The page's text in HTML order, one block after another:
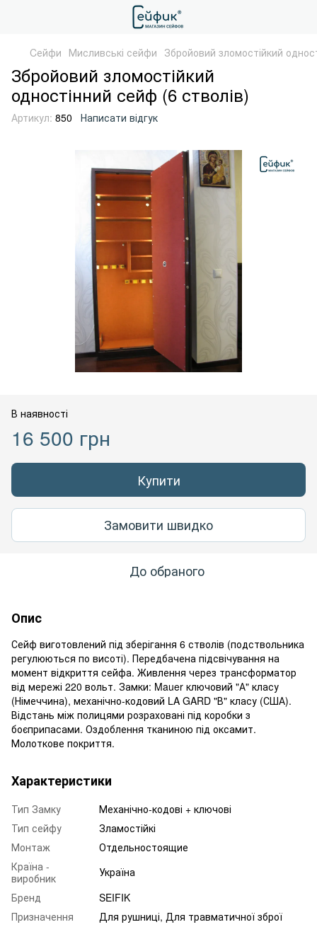
Cейфи Мисливські сейфи Збройовий зломостійкий
Збройовий зломостійкий
одностінний сейф (6 стволів)
Артикул: 850 Написати відгук
В наявності
16 500 грн
Купити
Замовити швидко
До обраного
Опис
Сейф виготовлений під зберігання 6 стволів (подствольника
регулюються по висоті). Передбачена підсвічування на
момент відкриття сейфа. Живлення через трансформатор
від мережі 220 вольт. Замки: Mauer ключовий "А" класу
(Німеччина), механічно-кодовий LA GARD "В" класу (США).
Відстань між полицями розраховані під коробки з
боєприпасами. Оздоблення тканиною під оксамит.
Молоткове покриття.
Характеристики
Тип Замку
Механічно-кодові + ключові
Тип сейфу
Зламостійкі
Монтаж
Отдельностоящие
Країна -
виробник
Україна
Бренд
SEIFIK
Призначення
Для рушниці, Для травматичної зброї